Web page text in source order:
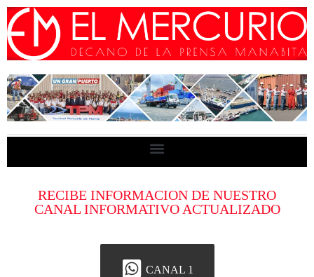
RECIBE INFORMACION DE NUESTRO
CANAL INFORMATIVO ACTUALIZADO
CANAL 1